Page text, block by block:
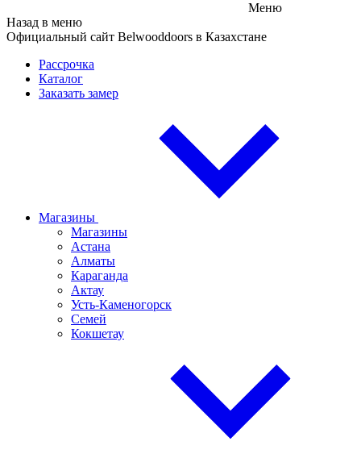
Меню
Назад в меню
Официальный сайт Belwooddoors в Казахстане
Рассрочка
Каталог
Заказать замер
Магазины
Магазины
Астана
Алматы
Караганда
Актау
Усть-Каменогорск
Семей
Кокшетау